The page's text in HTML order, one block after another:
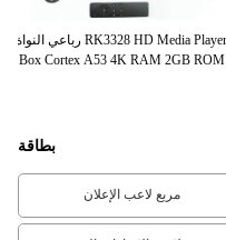
الإشارات الرقمية RAM ROM RJ45
Interface Android Media Player Box
بطاقة
مربع لاعب الإعلان